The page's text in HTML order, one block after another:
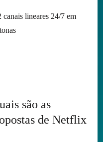
lineares 24/7 em
são as
de Netflix